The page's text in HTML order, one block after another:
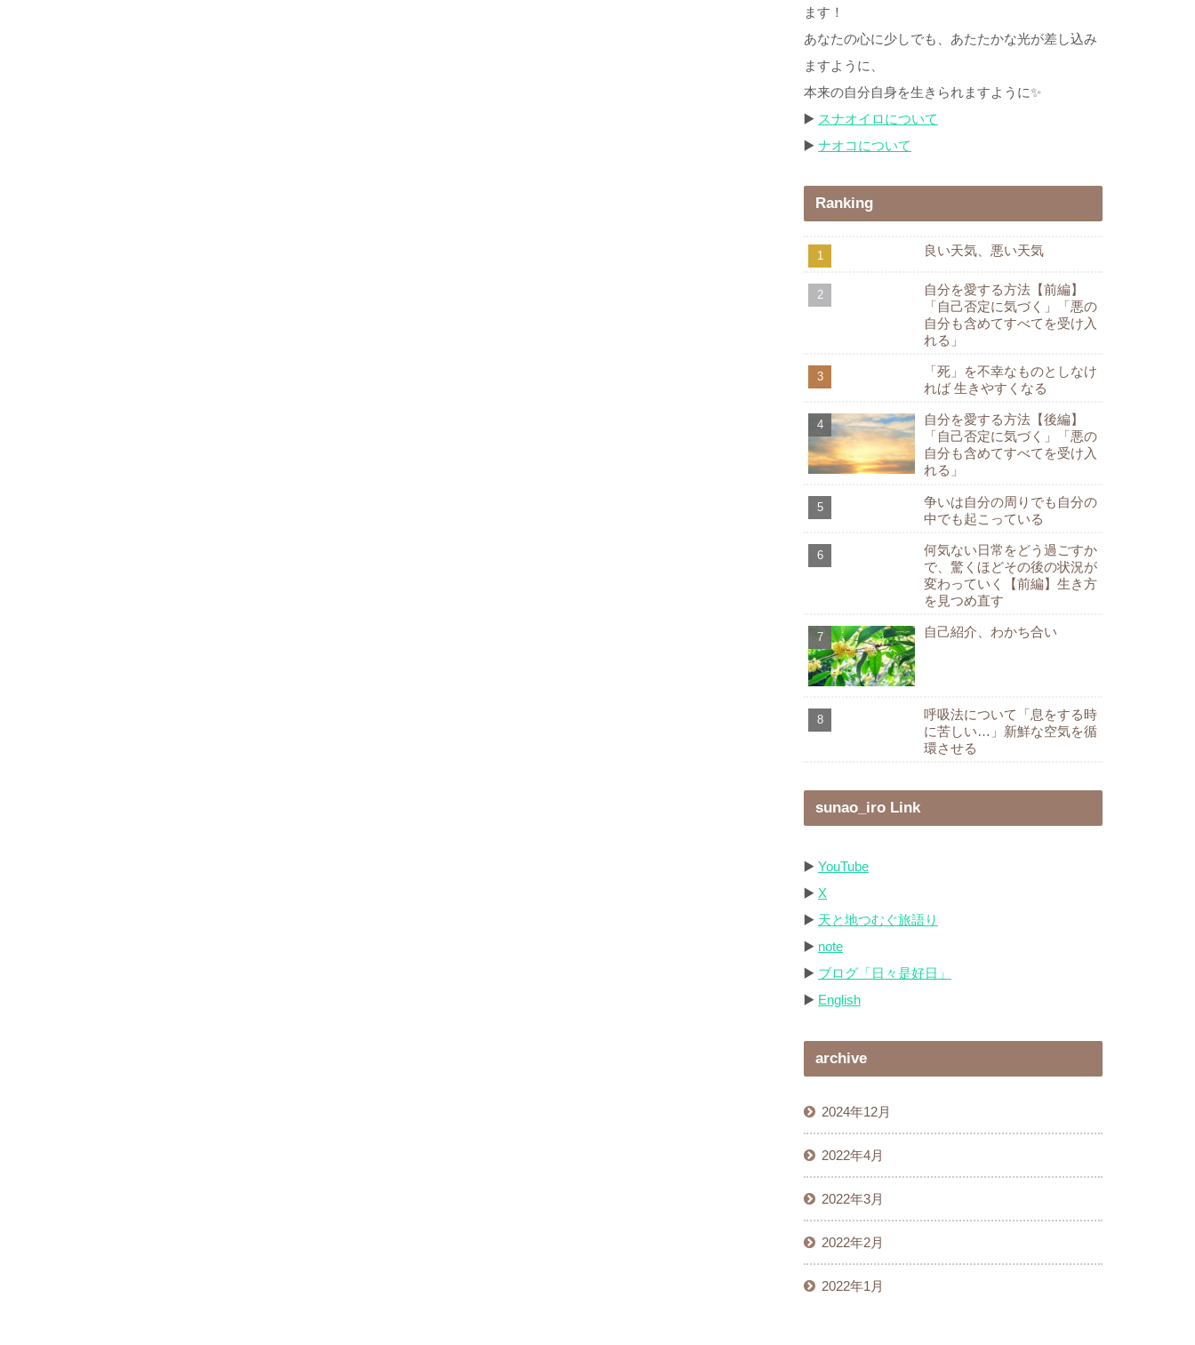
ます！
あなたの心に少しでも、あたたかな光が差し込み
ますように、
本来の自分自身を生きられますように✨
▶️ スナオイロについて
▶️ ナオコについて
Ranking
良い天気、悪い天気
自分を愛する方法【前編】
「自己否定に気づく」「悪の
自分も含めてすべてを受け入
れる」
「死」を不幸なものとしなけ
れば 生きやすくなる
自分を愛する方法【後編】
「自己否定に気づく」「悪の
自分も含めてすべてを受け入
れる」
争いは自分の周りでも自分の
中でも起こっている
何気ない日常をどう過ごすか
で、驚くほどその後の状況が
変わっていく【前編】生き方
を見つめ直す
自己紹介、わかち合い
呼吸法について「息をする時
に苦しい…」新鮮な空気を循
環させる
sunao_iro Link
▶️ YouTube
▶️ X
▶️ 天と地つむぐ旅語り
▶️ note
▶️ ブログ「日々是好日」
▶️ English
archive
2024年12月
2022年4月
2022年3月
2022年2月
2022年1月